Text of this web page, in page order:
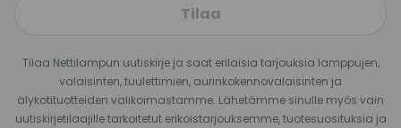
Tilaa
Tilaa Nettilampun uutiskirje ja saat erilaisia tarjouksia lamppujen,
valaisinten, tuulettimien, aurinkokennovalaisinten ja
älykotituotteiden valikoimastamme. Lähetämme sinulle myös vain
uutiskirjetilaajille tarkoitetut erikoistarjouksemme, tuotesuosituksia ja